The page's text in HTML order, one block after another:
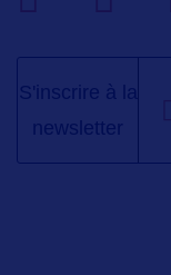
S'inscrire à la
newsletter